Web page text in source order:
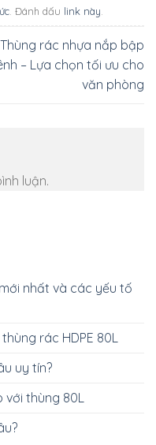
. Đánh dấu link này.
Thùng rác nhựa nắp bập
– Lựa chọn tối ưu cho
văn phòng
luận.
nhất và các yếu tố
rác HDPE 80L
uy tín?
với thùng 80L